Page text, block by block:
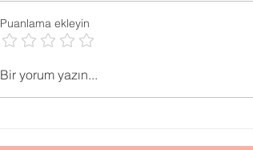
Psikolojik ONLİNE TESTLER
Puanlama ekleyin
Bir yorum yazın...